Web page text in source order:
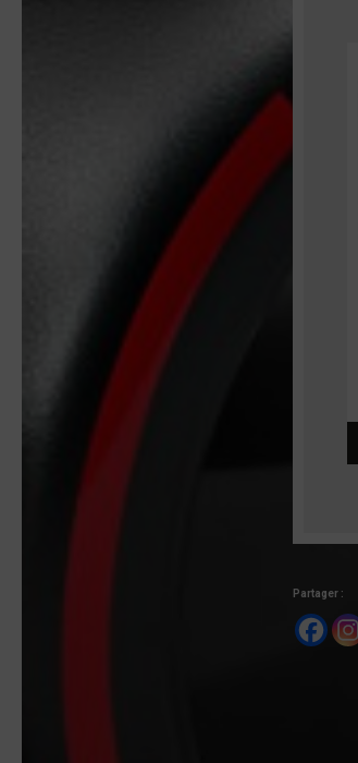
Partager :